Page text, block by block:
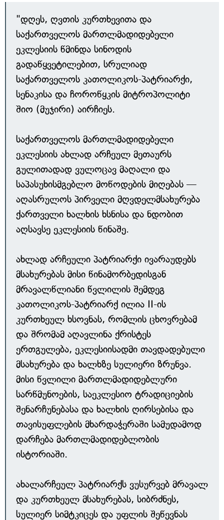
"დღეს, ღვთის კურთხევითა და
საქართველოს მართლმადიდებელი
ეკლესიის წმინდა სინოდის
გადაწყვეტილებით, სრულიად
საქართველოს კათოლიკოს-პატრიარქი,
სენაკისა და ჩოროწყკის მიტროპოლიტი
შიო (მუჯირი) აირჩიეს.
საქართველოს მართლმადიდებელი
ეკლესიის ახლად არჩეულ მეთაურს
გულითადად ვულოცავ მაღალი და
საპასუხისმგებლო მოწოდების მიღებას —
აღასრულოს პირველი მღვდელმსახურება
ქართველი ხალხის ხსნისა და ნდობით
აღსავსე ეკლესიის წინაშე.
ახლად არჩეული პატრიარქი ივარაუდებს
მსახურებას მისი წინამორბედისგან
მრავალწლიანი წვლილის შემდეგ
კათოლიკოს-პატრიარქ ილია II-ის
კურთხეულ ხსოვნას, რომლის ცხოვრებამ
და შრომამ აღავლინა ქრისტეს
ერთგულება, ეკლესიისადმი თავდადებული
მსახურება და ხალხზე სულიერი ზრუნვა.
მისი წვლილი მართლმადიდებლური
სარწმუნოების, საეკლესიო ტრადიციების
შენარჩუნებასა და ხალხის ღირსებისა და
თავისუფლების მხარდაჭერაში სამუდამოდ
დარჩება მართლმადიდებლობის
ისტორიაში.
ახალარჩეულ პატრიარქს ვუსურვებ მრავალ
და კურთხეულ მსახურებას, სიბრძნეს,
სულიერ სიმტკიცეს და უფლის შეწევნას